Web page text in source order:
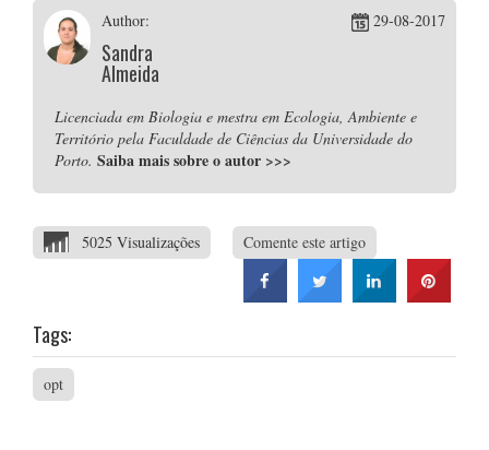
Author:
Sandra
Almeida
29-08-2017
Licenciada em Biologia e mestra em Ecologia, Ambiente e
Território pela Faculdade de Ciências da Universidade do
Porto. Saiba mais sobre o autor >>>
5025 Visualizações Comente este artigo
Tags:
opt